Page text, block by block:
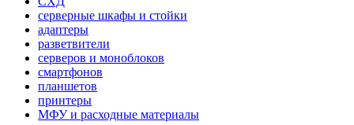
серверные шкафы и стойки
адаптеры
разветвители
серверов и моноблоков
смартфонов
планшетов
принтеры
МФУ и расходные материалы